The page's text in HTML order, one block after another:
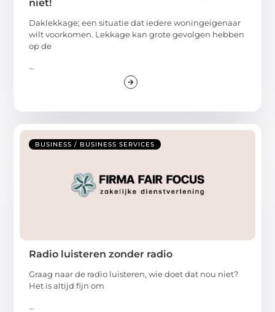
niet!
Daklekkage; een situatie dat iedere woningeigenaar
wilt voorkomen. Lekkage kan grote gevolgen hebben
op de
...
BUSINESS / BUSINESS SERVICES
Radio luisteren zonder radio
Graag naar de radio luisteren, wie doet dat nou niet?
Het is altijd fijn om
...